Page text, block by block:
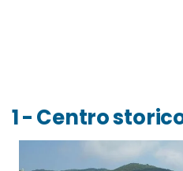
1 - Centro